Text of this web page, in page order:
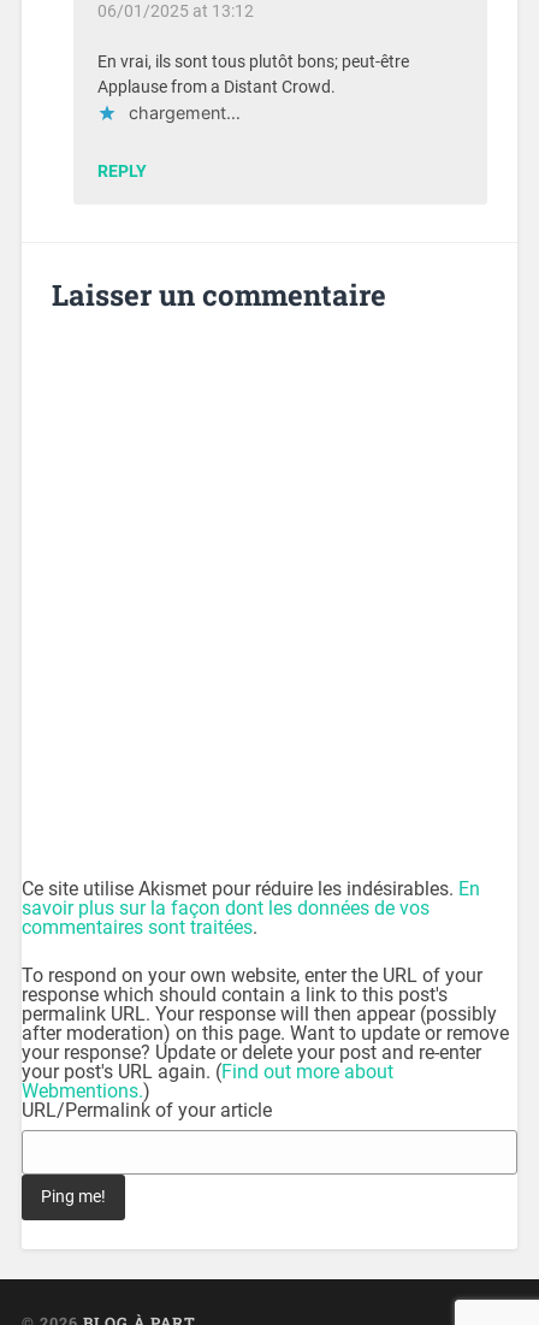
06/01/2025 at 13:12
En vrai, ils sont tous plutôt bons; peut-être
Applause from a Distant Crowd.
chargement…
REPLY
Laisser un commentaire
Ce site utilise Akismet pour réduire les indésirables. En
savoir plus sur la façon dont les données de vos
commentaires sont traitées.
To respond on your own website, enter the URL of your
response which should contain a link to this post's
permalink URL. Your response will then appear (possibly
after moderation) on this page. Want to update or remove
your response? Update or delete your post and re-enter
your post's URL again. (Find out more about
Webmentions.)
URL/Permalink of your article